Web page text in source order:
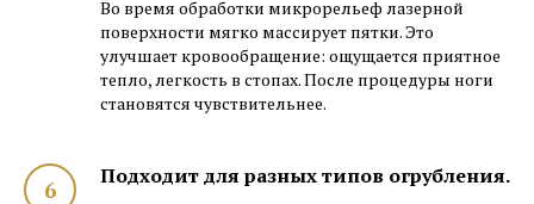
Во время обработки микрорельеф лазерной
поверхности мягко массирует пятки. Это
улучшает кровообращение: ощущается приятное
тепло, легкость в стопах. После процедуры ноги
становятся чувствительнее.
Подходит для разных типов огрубления.